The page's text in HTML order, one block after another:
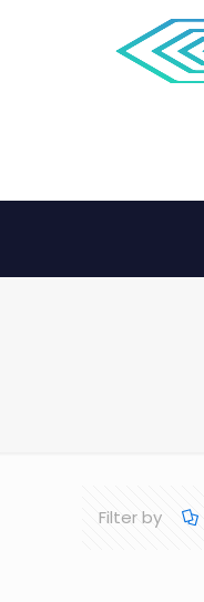
Filter by